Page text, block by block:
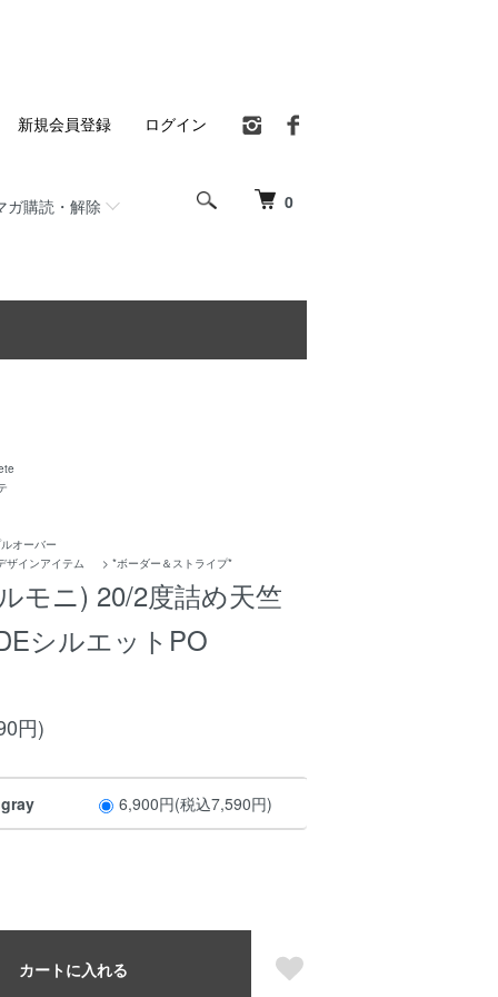
0
ガ購読・解除
新規会員登録 ログイン
オーバー
ザインアイテム > *ボーダー＆ストライプ*
モニ) 20/2度詰め天竺
シルエットPO
円)
6,900円(税込7,590円)
カートに入れる